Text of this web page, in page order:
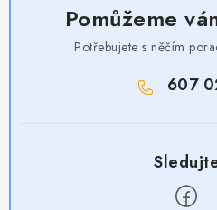
Pomůžeme
Potřebujete s něčím
607